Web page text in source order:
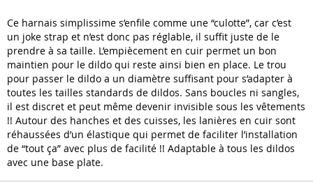
Ce harnais simplissime s’enfile comme une “culotte”, car c’est
un joke strap et n’est donc pas réglable, il suffit juste de le
prendre à sa taille. L’empiècement en cuir permet un bon
maintien pour le dildo qui reste ainsi bien en place. Le trou
pour passer le dildo a un diamètre suffisant pour s’adapter à
toutes les tailles standards de dildos. Sans boucles ni sangles,
il est discret et peut même devenir invisible sous les vêtements
!! Autour des hanches et des cuisses, les lanières en cuir sont
réhaussées d’un élastique qui permet de faciliter l’installation
de “tout ça” avec plus de facilité !! Adaptable à tous les dildos
avec une base plate.